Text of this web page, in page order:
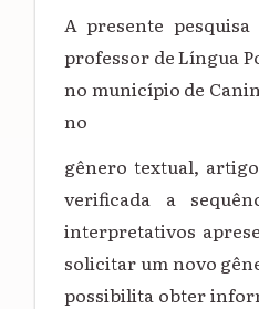
A presente
professor de Língua
no município de
no
gênero textual,
verificada a
interpretativos
solicitar um novo
possibilita obter